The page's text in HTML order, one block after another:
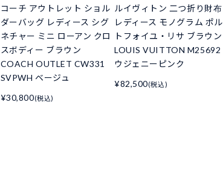
コーチ アウトレット ショル
ダーバッグ レディース シグ
ネチャー ミニ ローアン クロ
スボディー ブラウン
COACH OUTLET CW331
SVPWH ベージュ
¥30,800(税込)
ルイヴィトン 二つ折り財布
レディース モノグラム ポル
トフォイユ・リサ ブラウン
LOUIS VUITTON M25692
ウジェニーピンク
¥82,500(税込)